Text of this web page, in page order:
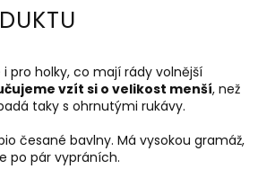
i pro holky, co mají rády volnější
vzít si o velikost menší, než
taky s ohrnutými rukávy.
česané bavlny. Má vysokou gramáž,
po pár vypráních.